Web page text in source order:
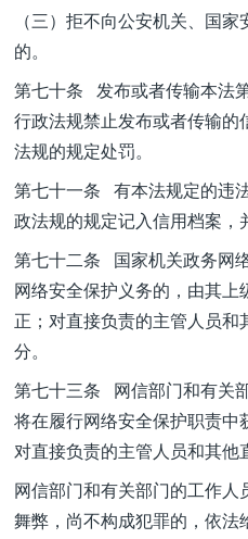
（三）拒不向公安机关、国
的。
第七十条 发布或者传输本法
行政法规禁止发布或者传输
法规的规定处罚。
第七十一条 有本法规定的违
政法规的规定记入信用档案，
第七十二条 国家机关政务网
网络安全保护义务的，由其
正；对直接负责的主管人员
分。
第七十三条 网信部门和有关
将在履行网络安全保护职责中
对直接负责的主管人员和其他
网信部门和有关部门的工作
舞弊，尚不构成犯罪的，依法